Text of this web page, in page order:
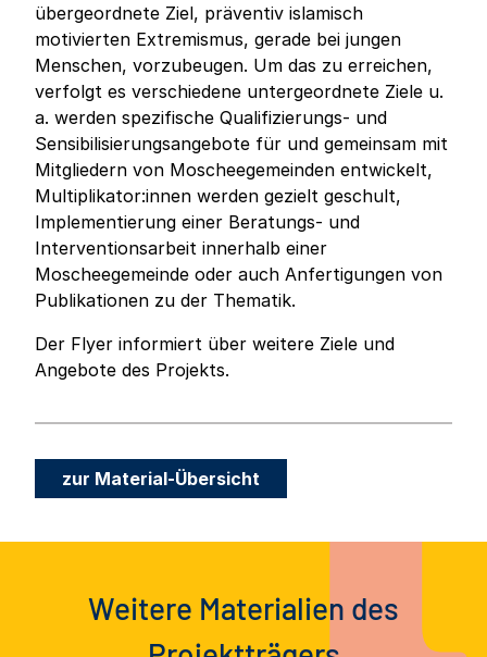
übergeordnete Ziel, präventiv islamisch
motivierten Extremismus, gerade bei jungen
Menschen, vorzubeugen. Um das zu erreichen,
verfolgt es verschiedene untergeordnete Ziele u.
a. werden spezifische Qualifizierungs- und
Sensibilisierungsangebote für und gemeinsam mit
Mitgliedern von Moscheegemeinden entwickelt,
Multiplikator:innen werden gezielt geschult,
Implementierung einer Beratungs- und
Interventionsarbeit innerhalb einer
Moscheegemeinde oder auch Anfertigungen von
Publikationen zu der Thematik.
Der Flyer informiert über weitere Ziele und
Angebote des Projekts.
zur Material-Übersicht
Weitere Materialien des